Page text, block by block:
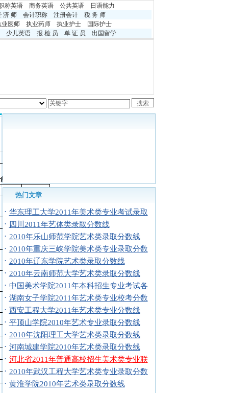
称英语 商务英语 公共英语
日语能力
济 师 会计职称 注册会计
税 务 师
业医师 执业药师 执业护士
国际护士
少儿英语 报 检 员 单 证 员 出国留学
分
/
3
402
516.
504.
23
5
/
/ /
/
/
/
/ /
/
/
热门文章
· 华东理工大学2011年美术类专业考试录取
· 四川2011年艺体类录取分数线
· 2010年乐山师范学院艺术类录取分数线
· 2010年重庆三峡学院美术类专业录取分数
· 2010年辽东学院艺术类录取分数线
· 2010年云南师范大学艺术类录取分数线
· 中国美术学院2011年本科招生专业考试各
· 湖南女子学院2011年艺术类专业校考分数
· 西安工程大学2011年艺术类专业分数线
· 平顶山学院2010年艺术专业录取分数线
· 2010年沈阳理工大学艺术类录取分数线
· 河南城建学院2010年艺术类录取分数线
· 河北省2011年普通高校招生美术类专业联
· 2010年武汉工程大学艺术类专业录取分数
· 黄淮学院2010年艺术类录取分数线